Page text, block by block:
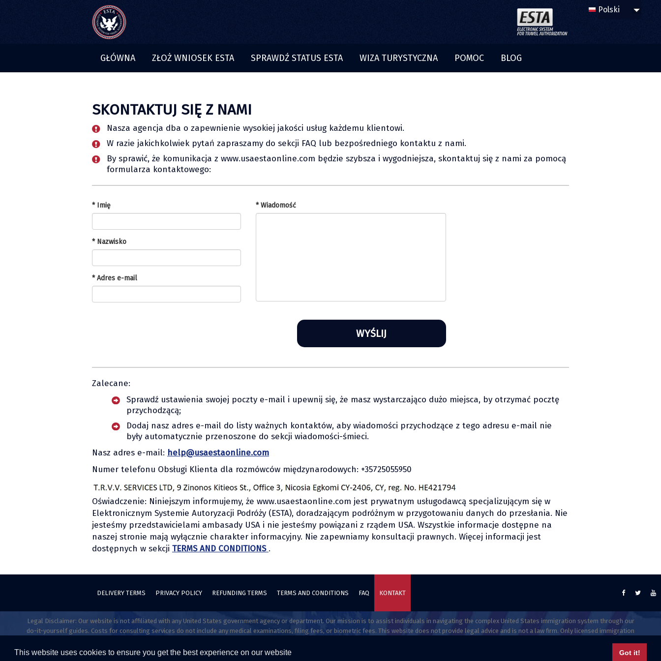
This website uses cookies to ensure you get the best experience on our website Got it!
GŁÓWNA ZŁOŻ WNIOSEK ESTA SPRAWDŹ STATUS ESTA WIZA TURYSTYCZNA POMOC BLOG
SKONTAKTUJ SIĘ Z NAMI
Nasza agencja dba o zapewnienie wysokiej jakości usług każdemu klientowi.
W razie jakichkolwiek pytań zapraszamy do sekcji FAQ lub bezpośredniego kontaktu z nami.
By sprawić, że komunikacja z www.usaestaonline.com będzie szybsza i wygodniejsza, skontaktuj się z nami za pomocą
formularza kontaktowego:
* Imię
* Nazwisko
* Adres e-mail
* Wiadomość
Zalecane:
Sprawdź ustawienia swojej poczty e-mail i upewnij się, że masz wystarczająco dużo miejsca, by otrzymać pocztę
przychodzącą;
Dodaj nasz adres e-mail do listy ważnych kontaktów, aby wiadomości przychodzące z tego adresu e-mail nie
były automatycznie przenoszone do sekcji wiadomości-śmieci.
Nasz adres e-mail: help@usaestaonline.com
Numer telefonu Obsługi Klienta dla rozmówców międzynarodowych: +35725055950
Oświadczenie: Niniejszym informujemy, że www.usaestaonline.com jest prywatnym usługodawcą specjalizującym się w
Elektronicznym Systemie Autoryzacji Podróży (ESTA), doradzającym podróżnym w przygotowaniu danych do przesłania. Nie
jesteśmy przedstawicielami ambasady USA i nie jesteśmy powiązani z rządem USA. Wszystkie informacje dostępne na
naszej stronie mają wyłącznie charakter informacyjny. Nie zapewniamy konsultacji prawnych. Więcej informacji jest
dostępnych w sekcji TERMS AND CONDITIONS .
DELIVERY TERMS PRIVACY POLICY REFUNDING TERMS TERMS AND CONDITIONS FAQ KONTAKT
Legal Disclaimer: Our website is not affiliated with any United States government agency or department. Our mission is to assist individuals in navigating the complex United States immigration system through our
do-it-yourself guides. Costs for consulting services do not include any medical examinations, filing fees, or biometric fees. This website does not provide legal advice and is not a law firm. Only licensed immigration
directly at uscis.gov or travel.state.gov.